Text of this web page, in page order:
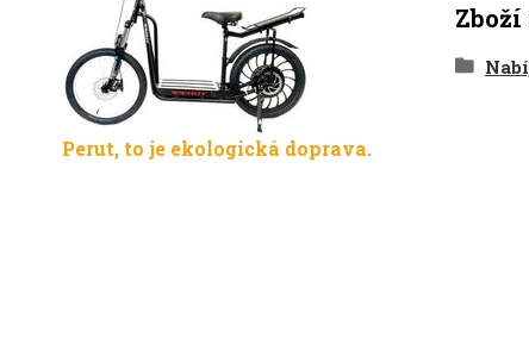
Perut, to je ekologická doprava.